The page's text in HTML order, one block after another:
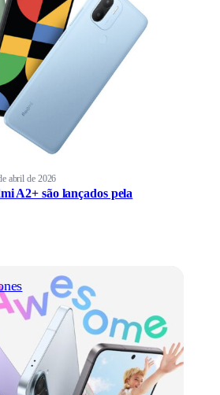
abril de 2026
A2+ são lançados pela